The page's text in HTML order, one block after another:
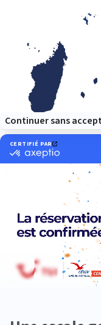
Nos thématiques